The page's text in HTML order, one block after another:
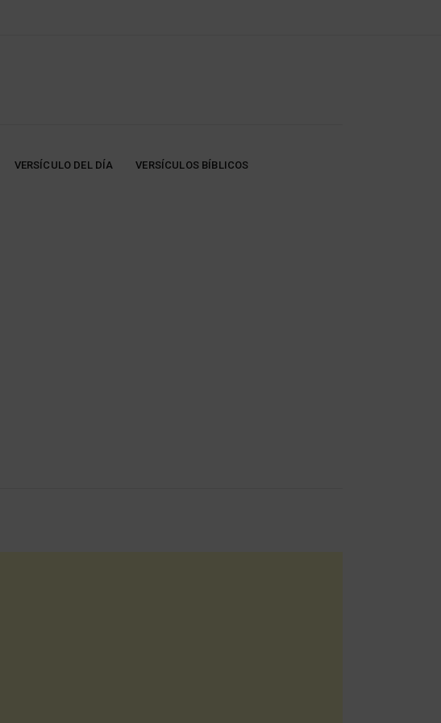
VERSÍCULO DEL DÍA VERSÍCULOS BÍBLICOS